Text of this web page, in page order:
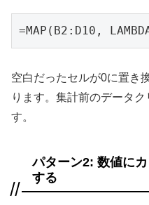
=MAP(B2:D10,
空白だったセルが0に置き
ります。集計前のデータ
す。
パターン2: 数値に
する